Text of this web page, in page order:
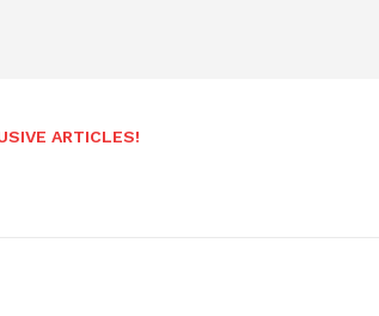
ARTICLES!